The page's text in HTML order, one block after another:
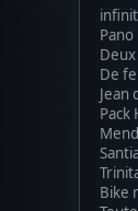
Pano
De
Jean
Pack
Bike